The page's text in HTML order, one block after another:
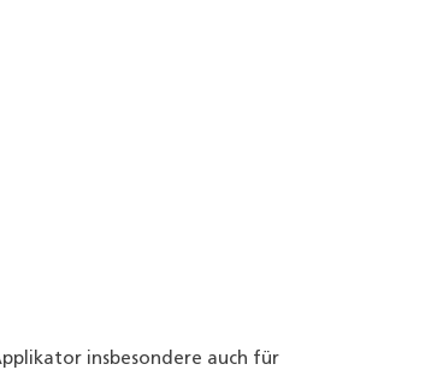
insbesondere auch für